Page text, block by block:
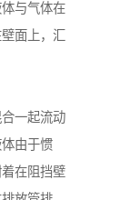
与气体在
面上，汇
一起流动
由于惯
在阻挡壁